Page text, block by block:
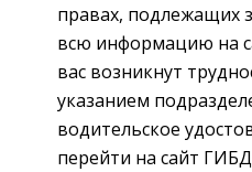
правах, подлежащих
всю информацию на
вас возникнут
указанием
водительское
перейти на сайт